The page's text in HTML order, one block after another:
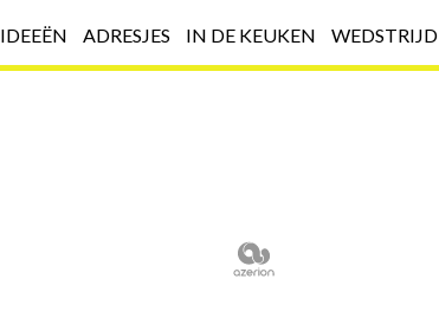
IDEEËN ADRESJES IN DE KEUKEN WEDSTRIJD